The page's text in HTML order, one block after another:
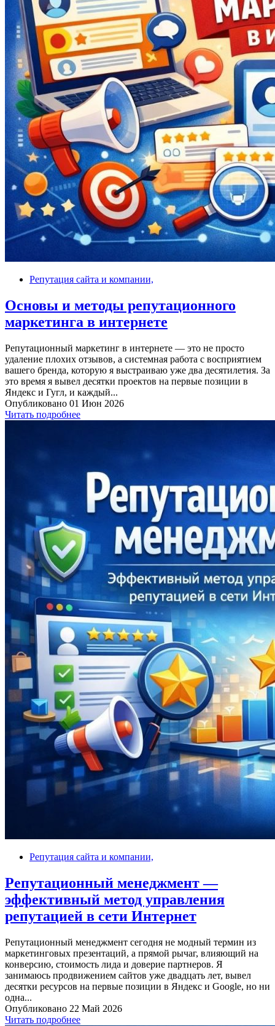
Репутация сайта и компании,
Основы и методы репутационного
маркетинга в интернете
Репутационный маркетинг в интернете — это не просто
удаление плохих отзывов, а системная работа с восприятием
вашего бренда, которую я выстраиваю уже два десятилетия. За
это время я вывел десятки проектов на первые позиции в
Яндекс и Гугл, и каждый...
Опубликовано 01 Июн 2026
Читать подробнее
Репутация сайта и компании,
Репутационный менеджмент —
эффективный метод управления
репутацией в сети Интернет
Репутационный менеджмент сегодня не модный термин из
маркетинговых презентаций, а прямой рычаг, влияющий на
конверсию, стоимость лида и доверие партнеров. Я
занимаюсь продвижением сайтов уже двадцать лет, вывел
десятки ресурсов на первые позиции в Яндекс и Google, но ни
одна...
Опубликовано 22 Май 2026
Читать подробнее